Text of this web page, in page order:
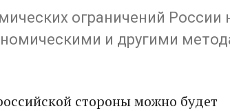
ограничений России
и другими
стороны можно будет